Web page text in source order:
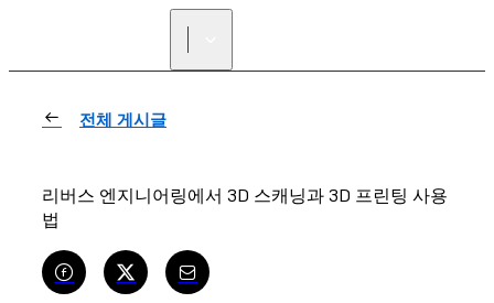
전체 게시글
리버스 엔지니어링에서 3D 스캐닝과 3D 프린팅 사용
법